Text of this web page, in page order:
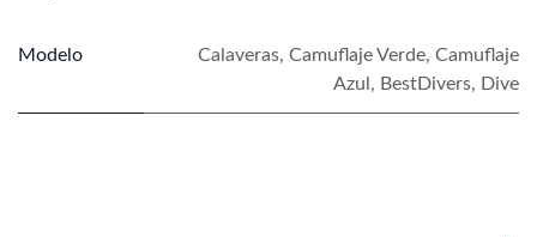
Modelo Calaveras, Camuflaje Verde, Camuflaje
Azul , BestDivers, Dive